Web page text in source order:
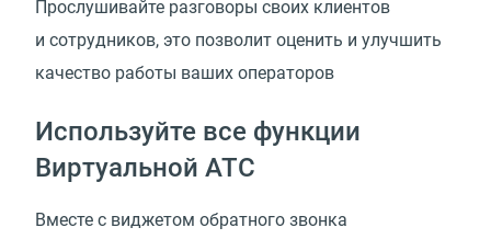
Прослушивайте разговоры своих клиентов
и сотрудников, это позволит оценить и улучшить
качество работы ваших операторов
Используйте все функции
Виртуальной АТС
Вместе с виджетом обратного звонка